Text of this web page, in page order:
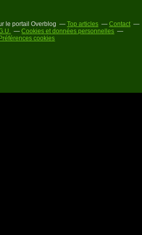
le portail Overblog Top articles
Contact
Cookies et données personnelles
Préférences cookies